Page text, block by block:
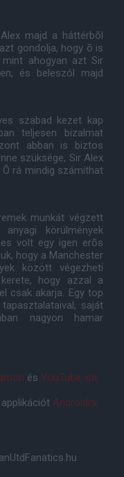
majd a háttérbõl
gondolja, hogy õ is
ahogyan azt Sir
és beleszól majd
szabad kezet kap
teljesen bizalmat
abban is biztos
szüksége, Sir Alex
rá mindig számíthat
munkát végzett
körülmények
volt egy igen erõs
hogy a Manchester
között végezheti
hogy azzal a
csak akarja. Egy top
saját
nagyon hamar
és YouTube-on
Androidra